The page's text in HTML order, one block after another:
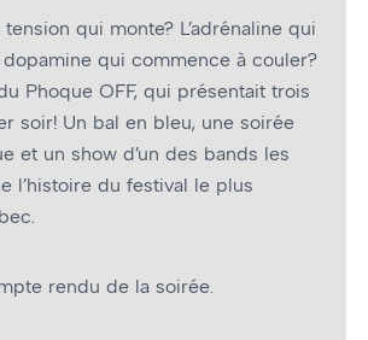
qui monte? L’adrénaline qui
qui commence à couler?
Phoque OFF, qui présentait trois
soir! Un bal en bleu, une soirée
et un show d’un des bands les
l’histoire du festival le plus
rendu de la soirée.